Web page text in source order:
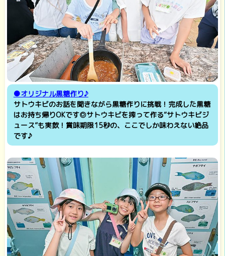
●オリジナル黒糖作り♪
サトウキビのお話を聞きながら黒糖作りに挑戦！完成した黒糖
はお持ち帰りOKです◎サトウキビを搾って作る“サトウキビジ
ュース”も実飲！賞味期限15秒の、ここでしか味わえない絶品
です♪